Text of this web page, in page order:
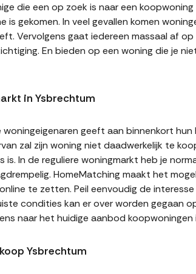
die een op zoek is naar een
is gekomen. In veel gevallen komen
Vervolgens gaat iedereen massaal af
En bieden op een woning die je
in Ysbrechtum
geeft aan binnenkort
zal zijn woning niet daadwerkelijk te
is. In de reguliere woningmarkt heb je
HomeMatching maakt het
te zetten. Peil eenvoudig de
condities kan er over worden gegaan
naar het huidige aanbod koopwoningen
Ysbrechtum